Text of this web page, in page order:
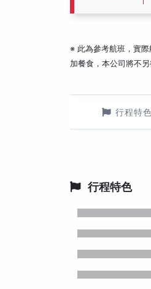
※ 此為參考航班，實
加餐食，本公司將不
行程特色
行程特色